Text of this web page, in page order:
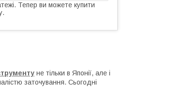
Тепер ви можете купити
не тільки в Японії, але і
заточування. Сьогодні